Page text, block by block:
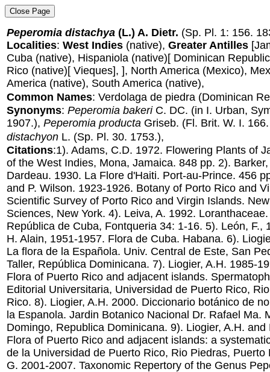
Peperomia distachya (L.) A. Dietr. (Sp. Pl. 1: 156.
Localities: West Indies (native), Greater Antilles
Cuba (native), Hispaniola (native)[ Dominican
Rico (native)[ Vieques], ], North America (Mexico),
America (native), South America (native),
Common Names: Verdolaga de piedra (Dominican
Synonyms: Peperomia bakeri C. DC. (in I. Urban,
1907.), Peperomia producta Griseb. (Fl. Brit. W. I.
distachyon L. (Sp. Pl. 30. 1753.),
Citations:1). Adams, C.D. 1972. Flowering Plants of
of the West Indies, Mona, Jamaica. 848 pp. 2).
Dardeau. 1930. La Flore d'Haiti. Port-au-Prince. 456
and P. Wilson. 1923-1926. Botany of Porto Rico and
Scientific Survey of Porto Rico and Virgin Islands.
Sciences, New York. 4). Leiva, A. 1992.
República de Cuba, Fontqueria 34: 1-16. 5). León, F.,
H. Alain, 1951-1957. Flora de Cuba. Habana. 6).
La flora de la Española. Univ. Central de Este, San
Taller, República Dominicana. 7). Liogier, A.H. 1985-
Flora of Puerto Rico and adjacent islands.
Editorial Universitaria, Universidad de Puerto Rico,
Rico. 8). Liogier, A.H. 2000. Diccionario botánico de
la Espanola. Jardin Botanico Nacional Dr. Rafael Ma.
Domingo, Republica Dominicana. 9). Liogier, A.H. and
Flora of Puerto Rico and adjacent islands: a
de la Universidad de Puerto Rico, Rio Piedras, Puerto
G. 2001-2007. Taxonomic Repertory of the Genus